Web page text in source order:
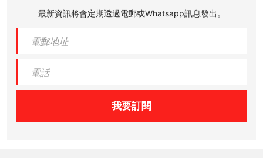
最新資訊將會定期透過電郵或Whatsapp訊息發出。
我要訂閱